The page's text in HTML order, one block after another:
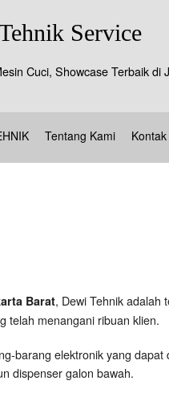
Service
Cuci, Showcase Terbaik di
Tentang Kami
Barat, Dewi Tehnik adalah
telah menangani ribuan klien.
barang elektronik yang
dispenser galon bawah.